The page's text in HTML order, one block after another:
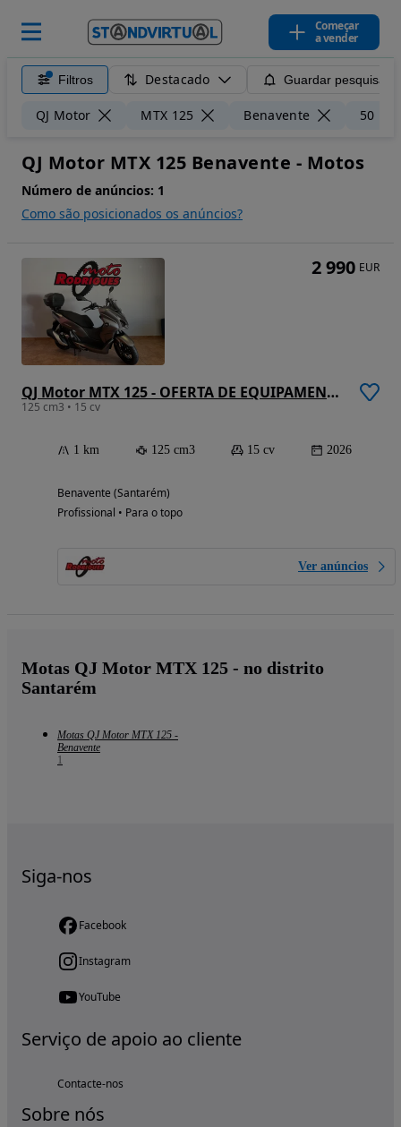
Começar
a vender
Filtros Destacado Guardar pesquisa
QJ Motor MTX 125 Benavente 50 km
QJ Motor MTX 125 Benavente - Motos
Número de anúncios: 1
Como são posicionados os anúncios?
QJ Motor MTX 125 - OFERTA DE EQUIPAMENTO
125 cm3 • 15 cv
1 km 125 cm3 15 cv 2026
Benavente (Santarém)
Profissional • Para o topo
Ver anúncios
2 990 EUR
Motas QJ Motor MTX 125 - no distrito
Santarém
Motas QJ Motor MTX 125 -
Benavente
1
Siga-nos
Facebook
Instagram
YouTube
Serviço de apoio ao cliente
Contacte-nos
Sobre nós